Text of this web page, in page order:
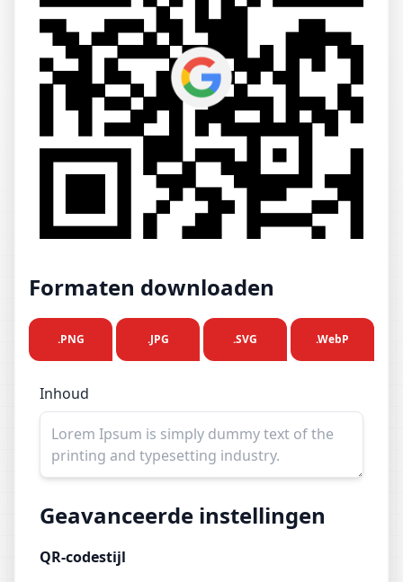
Formaten downloaden
.PNG .JPG .SVG .WebP
Inhoud
Geavanceerde instellingen
QR-codestijl